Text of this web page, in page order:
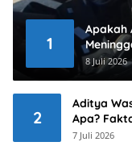
1
Apakah
8 Juli 2026
2
Aditya
Apa?
7 Juli 2026